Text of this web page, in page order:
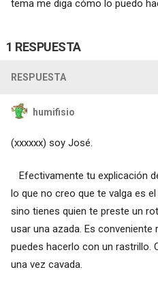
tema me diga cómo lo puedo
1 RESPUESTA
RESPUESTA
humifisio
(xxxxxx) soy José.
Efectivamente tu explicación
lo que no creo que te valga es
sino tienes quien te preste un
usar una azada. Es
puedes hacerlo con un rastrillo.
una vez cavada.